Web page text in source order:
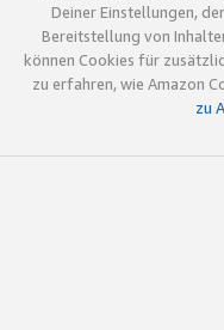
Deiner Einstellungen,
Bereitstellung von
können Cookies für
zu erfahren, wie Amazon
zu